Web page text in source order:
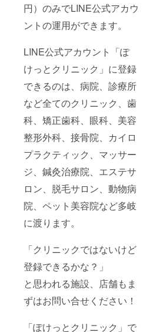
円）のみでLINE公式アカウ
ントの運用ができます。
LINE公式アカウント「ぽ
けっとクリニック」に登録
できるのは、病院、診療所
など全てのクリニック、歯
科、矯正歯科、眼科、美容
整形外科、接骨院、カイロ
プラクティック、マッサー
ジ、鍼灸治療院、エステサ
ロン、脱毛サロン、動物病
院、ペット美容院など多岐
に渡ります。
「クリニックではないけど
登録できるかな？」
と思われる施設、店舗もま
ずはお問い合せください！
「ぽけっとクリニック」で